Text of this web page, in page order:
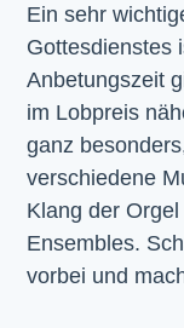
Ein sehr
Gottesdienstes
Anbetungszeit
im Lobpreis
ganz
verschiedene
Klang der
Ensembles.
vorbei und